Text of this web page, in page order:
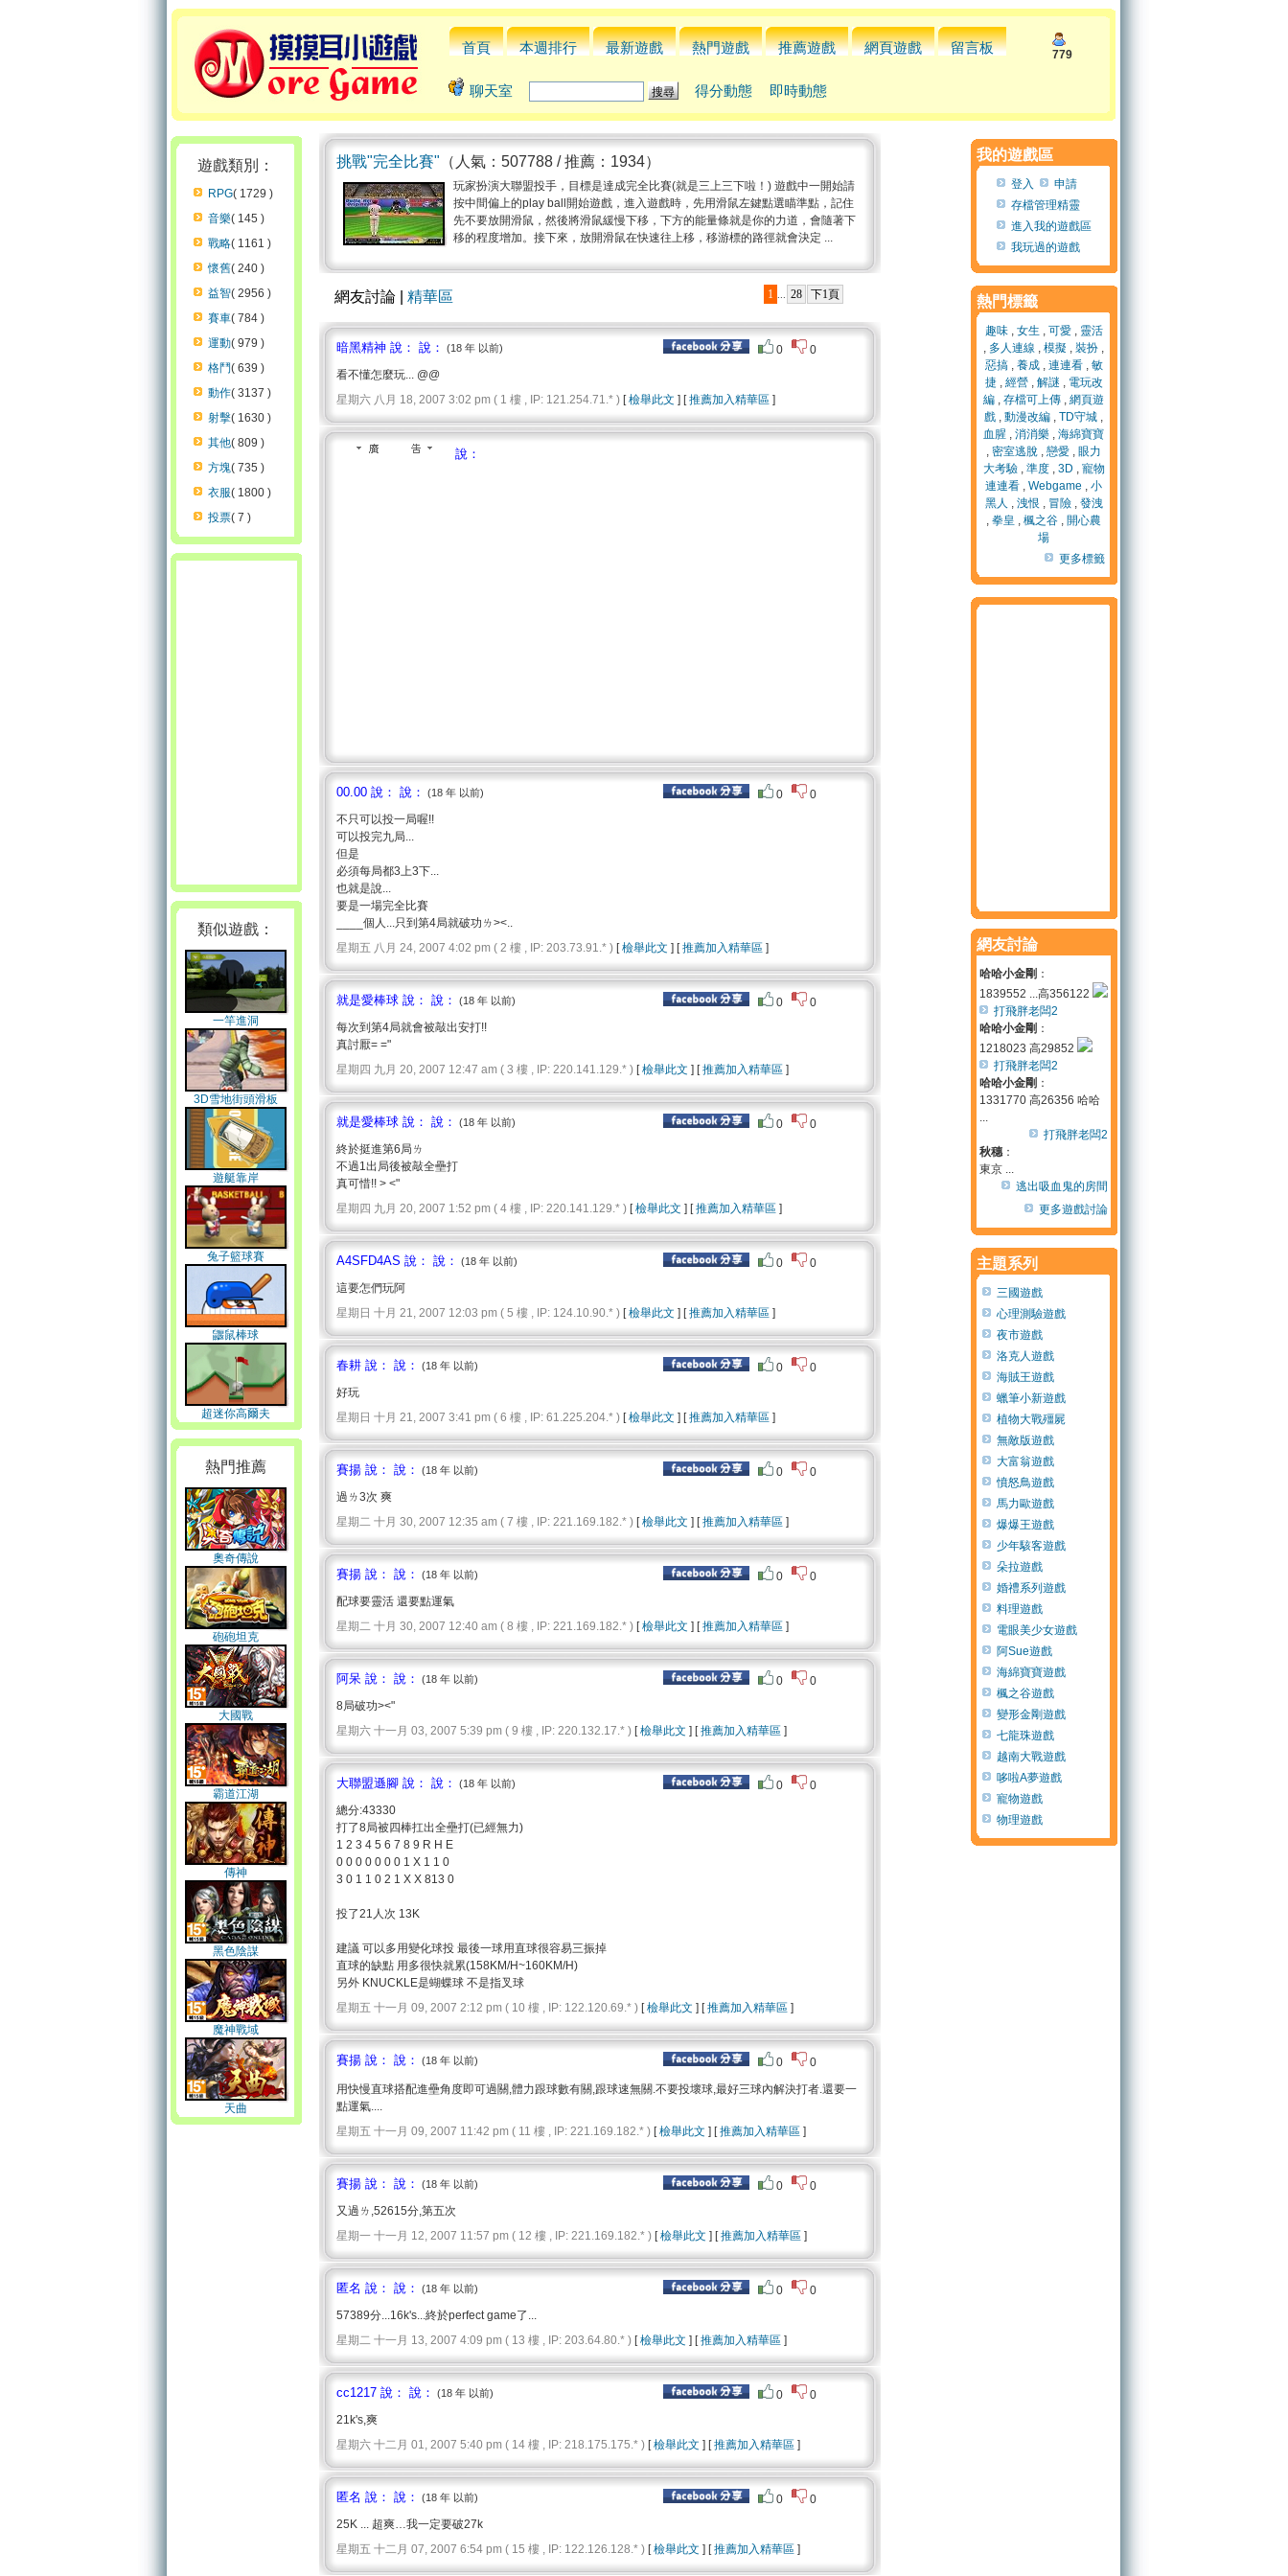
首頁 本週排行 最新遊戲 熱門遊戲 推薦遊戲 網頁遊戲 留言板 779
聊天室 得分動態 即時動態
遊戲類別：
RPG( 1729 )
音樂( 145 )
戰略( 1161 )
懷舊( 240 )
益智( 2956 )
賽車( 784 )
運動( 979 )
格鬥( 639 )
動作( 3137 )
射擊( 1630 )
其他( 809 )
方塊( 735 )
衣服( 1800 )
投票( 7 )
類似遊戲：
一竿進洞
3D雪地街頭滑板
遊艇靠岸
兔子籃球賽
鼴鼠棒球
超迷你高爾夫
熱門推薦
奧奇傳說
砲砲坦克
大國戰
霸道江湖
傳神
黑色陰謀
魔神戰域
天曲
挑戰"完全比賽" （人氣：507788 / 推薦：1934）
玩家扮演大聯盟投手，目標是達成完全比賽(就是三上三下啦！) 遊戲中一開始請
按中間偏上的play ball開始遊戲，進入遊戲時，先用滑鼠左鍵點選瞄準點，記住
先不要放開滑鼠，然後將滑鼠緩慢下移，下方的能量條就是你的力道，會隨著下
移的程度增加。接下來，放開滑鼠在快速往上移，移游標的路徑就會決定 ...
網友討論 | 精華區 1 28 下1頁
暗黑精神 說： 說： (18 年 以前) 0
0
看不懂怎麼玩... @@
星期六 八月 18, 2007 3:02 pm ( 1 樓 , IP: 121.254.71.* ) [檢舉此文 ] [推薦加入精華區 ]
說：
00.00 說： 說： (18 年 以前) 0
0
不只可以投一局喔!!
可以投完九局...
但是
必須每局都3上3下...
也就是說...
要是一場完全比賽
____個人...只到第4局就破功ㄌ><..
星期五 八月 24, 2007 4:02 pm ( 2 樓 , IP: 203.73.91.* ) [檢舉此文 ] [推薦加入精華區 ]
就是愛棒球 說： 說： (18 年 以前) 0
0
每次到第4局就會被敲出安打!!
真討厭= ="
星期四 九月 20, 2007 12:47 am ( 3 樓 , IP: 220.141.129.* ) [檢舉此文 ] [推薦加入精華區 ]
就是愛棒球 說： 說： (18 年 以前) 0
0
終於挺進第6局ㄌ
不過1出局後被敲全壘打
真可惜!! > <"
星期四 九月 20, 2007 1:52 pm ( 4 樓 , IP: 220.141.129.* ) [檢舉此文 ] [推薦加入精華區 ]
A4SFD4AS 說： 說： (18 年 以前) 0
0
這要怎們玩阿
星期日 十月 21, 2007 12:03 pm ( 5 樓 , IP: 124.10.90.* ) [檢舉此文 ] [推薦加入精華區 ]
春耕 說： 說： (18 年 以前) 0
0
好玩
星期日 十月 21, 2007 3:41 pm ( 6 樓 , IP: 61.225.204.* ) [檢舉此文 ] [推薦加入精華區 ]
賽揚 說： 說： (18 年 以前) 0
0
過ㄌ3次 爽
星期二 十月 30, 2007 12:35 am ( 7 樓 , IP: 221.169.182.* ) [檢舉此文 ] [推薦加入精華區 ]
賽揚 說： 說： (18 年 以前) 0
0
配球要靈活 還要點運氣
星期二 十月 30, 2007 12:40 am ( 8 樓 , IP: 221.169.182.* ) [檢舉此文 ] [推薦加入精華區 ]
阿呆 說： 說： (18 年 以前) 0
0
8局破功><"
星期六 十一月 03, 2007 5:39 pm ( 9 樓 , IP: 220.132.17.* ) [檢舉此文 ] [推薦加入精華區 ]
大聯盟遜腳 說： 說： (18 年 以前) 0
0
總分:43330
打了8局被四棒扛出全壘打(已經無力)
1 2 3 4 5 6 7 8 9 R H E
0 0 0 0 0 0 0 1 X 1 1 0
3 0 1 1 0 2 1 X X 813 0
投了21人次 13K
建議 可以多用變化球投 最後一球用直球很容易三振掉
直球的缺點 用多很快就累(158KM/H~160KM/H)
另外 KNUCKLE是蝴蝶球 不是指叉球
星期五 十一月 09, 2007 2:12 pm ( 10 樓 , IP: 122.120.69.* ) [檢舉此文 ] [推薦加入精華區 ]
賽揚 說： 說： (18 年 以前) 0
0
用快慢直球搭配進壘角度即可過關,體力跟球數有關,跟球速無關.不要投壞球,最好三球內解決打者.還要一
點運氣....
星期五 十一月 09, 2007 11:42 pm ( 11 樓 , IP: 221.169.182.* ) [檢舉此文 ] [推薦加入精華區 ]
賽揚 說： 說： (18 年 以前) 0
0
又過ㄌ,52615分,第五次
星期一 十一月 12, 2007 11:57 pm ( 12 樓 , IP: 221.169.182.* ) [檢舉此文 ] [推薦加入精華區 ]
匿名 說： 說： (18 年 以前) 0
0
57389分...16k's...終於perfect game了...
星期二 十一月 13, 2007 4:09 pm ( 13 樓 , IP: 203.64.80.* ) [檢舉此文 ] [推薦加入精華區 ]
cc1217 說： 說： (18 年 以前) 0
0
21k's,爽
星期六 十二月 01, 2007 5:40 pm ( 14 樓 , IP: 218.175.175.* ) [檢舉此文 ] [推薦加入精華區 ]
匿名 說： 說： (18 年 以前) 0
0
25K ... 超爽…我一定要破27k
星期五 十二月 07, 2007 6:54 pm ( 15 樓 , IP: 122.126.128.* ) [檢舉此文 ] [推薦加入精華區 ]
我的遊戲區
登入
申請
存檔管理精靈
進入我的遊戲區
我玩過的遊戲
熱門標籤
趣味, 女生 , 可愛, 靈活
, 多人連線 , 模擬 , 裝扮 ,
惡搞, 養成, 連連看, 敏
捷, 經營, 解謎 , 電玩改
編 , 存檔可上傳 , 網頁遊
戲 , 動漫改編 , TD守城 ,
血腥 , 消消樂 , 海綿寶寶
, 密室逃脫 , 戀愛 , 眼力
大考驗, 準度, 3D , 寵物
連連看 , Webgame , 小
黑人 , 洩恨 , 冒險, 發洩
, 拳皇 , 楓之谷 , 開心農
場
更多標籤
網友討論
哈哈小金剛 ：
1839552 ...高356122
打飛胖老闆2
哈哈小金剛 ：
1218023 高29852
打飛胖老闆2
哈哈小金剛 ：
1331770 高26356 哈哈
...
打飛胖老闆2
秋穗：
東京 ...
逃出吸血鬼的房間
更多遊戲討論
主題系列
三國遊戲
心理測驗遊戲
夜市遊戲
洛克人遊戲
海賊王遊戲
蠟筆小新遊戲
植物大戰殭屍
無敵版遊戲
大富翁遊戲
憤怒鳥遊戲
馬力歐遊戲
爆爆王遊戲
少年駭客遊戲
朵拉遊戲
婚禮系列遊戲
料理遊戲
電眼美少女遊戲
阿Sue遊戲
海綿寶寶遊戲
楓之谷遊戲
變形金剛遊戲
七龍珠遊戲
越南大戰遊戲
哆啦A夢遊戲
寵物遊戲
物理遊戲